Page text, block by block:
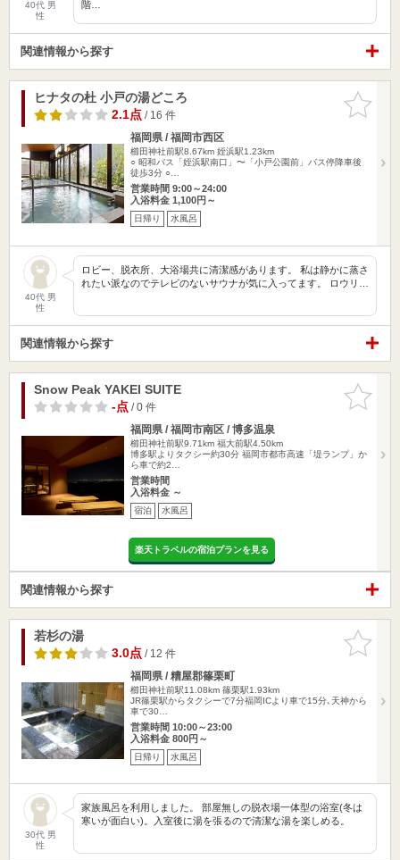
40代 男
性
階…
関連情報から探す
お気に入
りに追加
ヒナタの杜 小戸の湯どころ
2.1点/ 16 件
福岡県 / 福岡市西区
櫛田神社前駅8.67km 姪浜駅1.23km
○ 昭和バス「姪浜駅南口」〜「小戸公園前」バス停降車後
徒歩3分 ○…
営業時間 9:00～24:00
入浴料金 1,100円～
日帰り 水風呂
40代 男
性
ロビー、脱衣所、大浴場共に清潔感があります。 私は静かに蒸さ
れたい派なのでテレビのないサウナが気に入ってます。 ロウリ…
関連情報から探す
お気に入
りに追加
Snow Peak YAKEI SUITE
-点/ 0 件
福岡県 / 福岡市南区 / 博多温泉
櫛田神社前駅9.71km 福大前駅4.50km
博多駅よりタクシー約30分 福岡市都市高速「堤ランプ」か
ら車で約2…
営業時間
入浴料金 ～
宿泊 水風呂
楽天トラベルの宿泊プランを見る
関連情報から探す
お気に入
りに追加
若杉の湯
3.0点/ 12 件
福岡県 / 糟屋郡篠栗町
櫛田神社前駅11.08km 篠栗駅1.93km
JR篠栗駅からタクシーで7分福岡ICより車で15分､天神から
車で30…
営業時間 10:00～23:00
入浴料金 800円～
日帰り 水風呂
30代 男
性
家族風呂を利用しました。 部屋無しの脱衣場一体型の浴室(冬は
寒いが面白い)。入室後に湯を張るので清潔な湯を楽しめる。